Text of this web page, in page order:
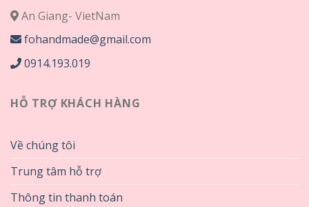
An Giang- VietNam
fohandmade@gmail.com
0914.193.019
HỖ TRỢ KHÁCH HÀNG
Về chúng tôi
Trung tâm hỗ trợ
Thông tin thanh toán